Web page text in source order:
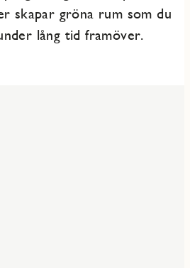
skapar gröna rum som du
lång tid framöver.